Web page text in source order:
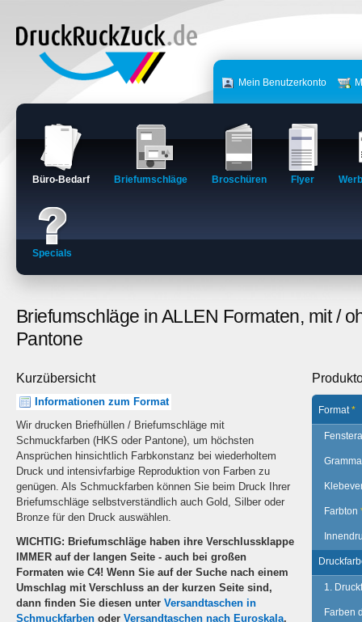
Mein Benutzerkonto
Büro-Bedarf Briefumschläge Broschüren Flyer
Specials
Briefumschläge in ALLEN Formaten, mit /
Pantone
Kurzübersicht
Informationen zum Format
Wir drucken Briefhüllen / Briefumschläge mit
Schmuckfarben (HKS oder Pantone), um höchsten
Ansprüchen hinsichtlich Farbkonstanz bei wiederholtem
Druck und intensivfarbige Reproduktion von Farben zu
genügen. Als Schmuckfarben können Sie beim Druck Ihrer
Briefumschläge selbstverständlich auch Gold, Silber oder
Bronze für den Druck auswählen.
WICHTIG: Briefumschläge haben ihre Verschlussklappe
IMMER auf der langen Seite - auch bei großen
Formaten wie C4! Wenn Sie auf der Suche nach einem
Umschlag mit Verschluss an der kurzen Seite sind,
dann finden Sie diesen unter Versandtaschen in
Schmuckfarben oder Versandtaschen nach Euroskala.
Format *
Farbton
1.
Farben